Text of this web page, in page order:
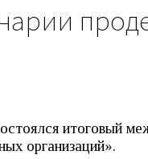
итоговый
организаций».